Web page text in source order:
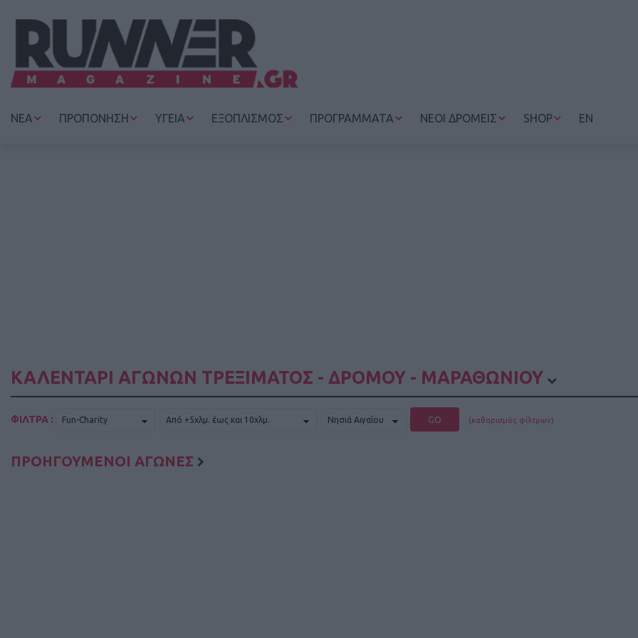
ΝΕΑ ΠΡΟΠΟΝΗΣΗ ΥΓΕΙΑ ΕΞΟΠΛΙΣΜΟΣ ΠΡΟΓΡΑΜΜΑΤΑ ΝΕΟΙ ΔΡΟΜΕΙΣ SHOP EN
ΚΑΛΕΝΤΑΡΙ ΑΓΩΝΩΝ ΤΡΕΞΙΜΑΤΟΣ - ΔΡΟΜΟΥ - ΜΑΡΑΘΩΝΙΟΥ
ΦΙΛΤΡΑ : GO (καθαρισμός φίλτρων)
ΠΡΟΗΓΟΥΜΕΝΟΙ ΑΓΩΝΕΣ